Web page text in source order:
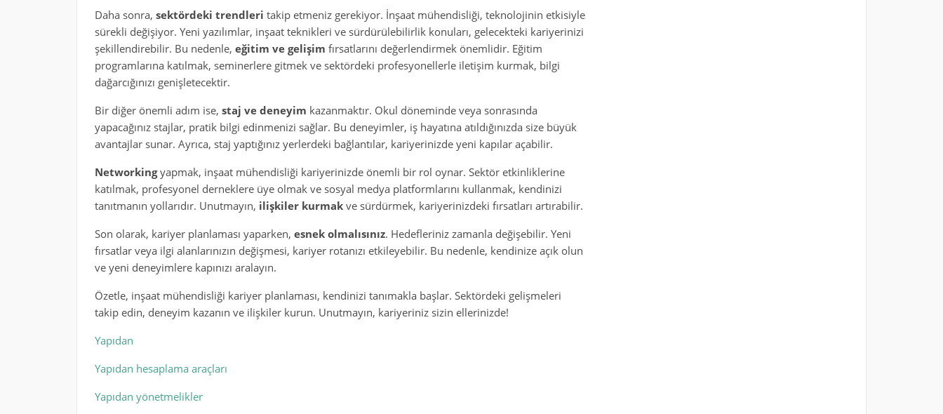
Daha sonra, sektördeki trendleri takip etmeniz gerekiyor. İnşaat mühendisliği, teknolojinin etkisiyle
sürekli değişiyor. Yeni yazılımlar, inşaat teknikleri ve sürdürülebilirlik konuları, gelecekteki kariyerinizi
şekillendirebilir. Bu nedenle, eğitim ve gelişim fırsatlarını değerlendirmek önemlidir. Eğitim
programlarına katılmak, seminerlere gitmek ve sektördeki profesyonellerle iletişim kurmak, bilgi
dağarcığınızı genişletecektir.
Bir diğer önemli adım ise, staj ve deneyim kazanmaktır. Okul döneminde veya sonrasında
yapacağınız stajlar, pratik bilgi edinmenizi sağlar. Bu deneyimler, iş hayatına atıldığınızda size büyük
avantajlar sunar. Ayrıca, staj yaptığınız yerlerdeki bağlantılar, kariyerinizde yeni kapılar açabilir.
Networkingyapmak, inşaat mühendisliği kariyerinizde önemli bir rol oynar. Sektör etkinliklerine
katılmak, profesyonel derneklere üye olmak ve sosyal medya platformlarını kullanmak, kendinizi
tanıtmanın yollarıdır. Unutmayın, ilişkiler kurmakve sürdürmek, kariyerinizdeki fırsatları artırabilir.
Son olarak, kariyer planlaması yaparken, esnek olmalısınız. Hedefleriniz zamanla değişebilir. Yeni
fırsatlar veya ilgi alanlarınızın değişmesi, kariyer rotanızı etkileyebilir. Bu nedenle, kendinize açık olun
ve yeni deneyimlere kapınızı aralayın.
Özetle, inşaat mühendisliği kariyer planlaması, kendinizi tanımakla başlar. Sektördeki gelişmeleri
takip edin, deneyim kazanın ve ilişkiler kurun. Unutmayın, kariyeriniz sizin ellerinizde!
Yapıdan
Yapıdan hesaplama araçları
Yapıdan yönetmelikler